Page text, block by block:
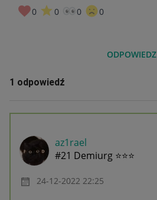
0 0 0 0
ODPOWIEDZ
1 odpowiedź
az1rael
#21 Demiurg ⭐⭐⭐
‎24-12-2022 22:25